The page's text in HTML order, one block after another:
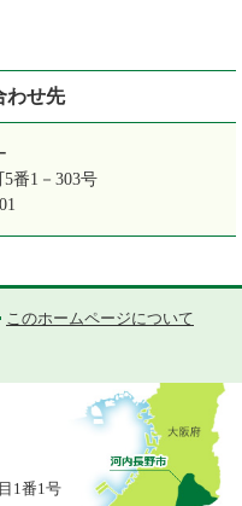
わせ先
番1－303号
このホームページについて
1番1号